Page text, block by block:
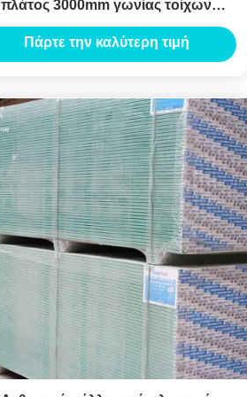
πλάτος 3000mm γωνίας τοίχων
χάλυβα μήκος
Πάρτε την καλύτερη τιμή